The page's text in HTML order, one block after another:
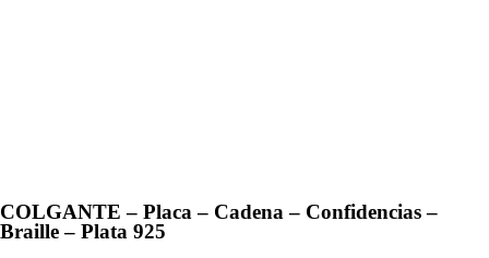
COLGANTE – Placa – Cadena – Confidencias –
Braille – Plata 925